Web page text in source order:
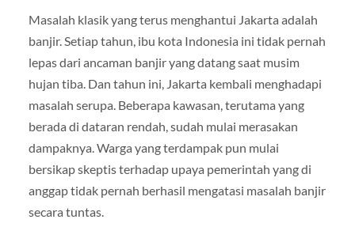
Masalah klasik yang terus menghantui Jakarta adalah
banjir. Setiap tahun, ibu kota Indonesia ini tidak pernah
lepas dari ancaman banjir yang datang saat musim
hujan tiba. Dan tahun ini, Jakarta kembali menghadapi
masalah serupa. Beberapa kawasan, terutama yang
berada di dataran rendah, sudah mulai merasakan
dampaknya. Warga yang terdampak pun mulai
bersikap skeptis terhadap upaya pemerintah yang di
anggap tidak pernah berhasil mengatasi masalah banjir
secara tuntas.